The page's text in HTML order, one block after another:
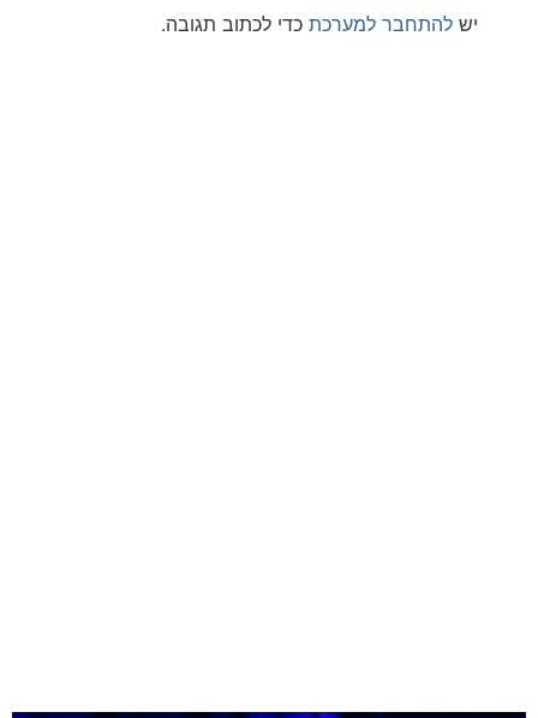
למערכתכדי לכתוב תגובה.